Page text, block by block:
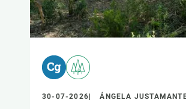
30-07-2026 ÁNGELA